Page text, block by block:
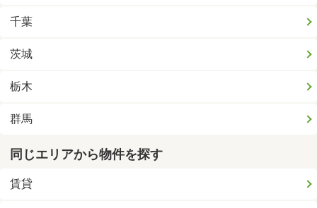
千葉
茨城
栃木
群馬
同じエリアから物件を探す
賃貸